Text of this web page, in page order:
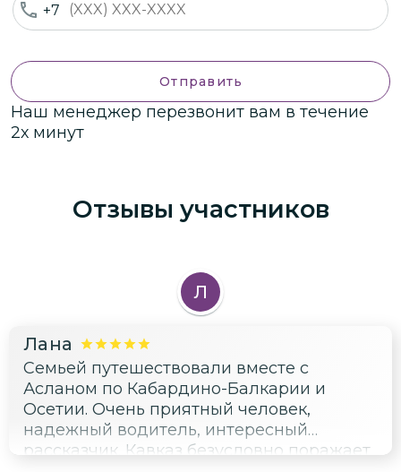
+7
Отправить
Наш менеджер перезвонит вам в течение
2х минут
Отзывы участников
Л
Лана
Семьей путешествовали вместе с
Асланом по Кабардино-Балкарии и
Осетии. Очень приятный человек,
надежный водитель, интересный
рассказчик. Кавказ безусловно поражает